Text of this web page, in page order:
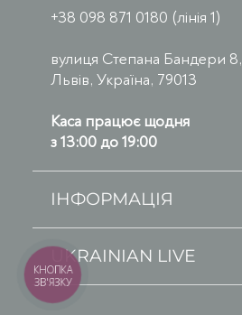
+38 098 871 0180 (лінія 1)
вулиця Степана Бандери 8,
Львів, Україна, 79013
Каса працює щодня
з 13:00 до 19:00
ІНФОРМАЦІЯ
UKRAINIAN LIVE
КНОПКА
ЗВ'ЯЗКУ